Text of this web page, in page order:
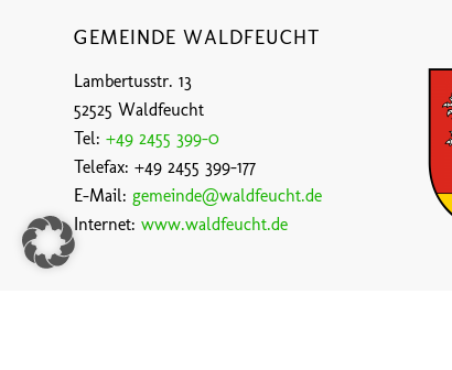
GEMEINDE WALDFEUCHT
Lambertusstr. 13
52525 Waldfeucht
Tel: +49 2455 399-0
Telefax: +49 2455 399-177
E-Mail: gemeinde@waldfeucht.de
Internet: www.waldfeucht.de